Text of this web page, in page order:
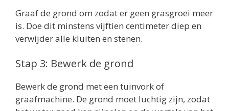
Graaf de grond om zodat er geen grasgroei meer
is. Doe dit minstens vijftien centimeter diep en
verwijder alle kluiten en stenen.
Stap 3: Bewerk de grond
Bewerk de grond met een tuinvork of
graafmachine. De grond moet luchtig zijn, zodat